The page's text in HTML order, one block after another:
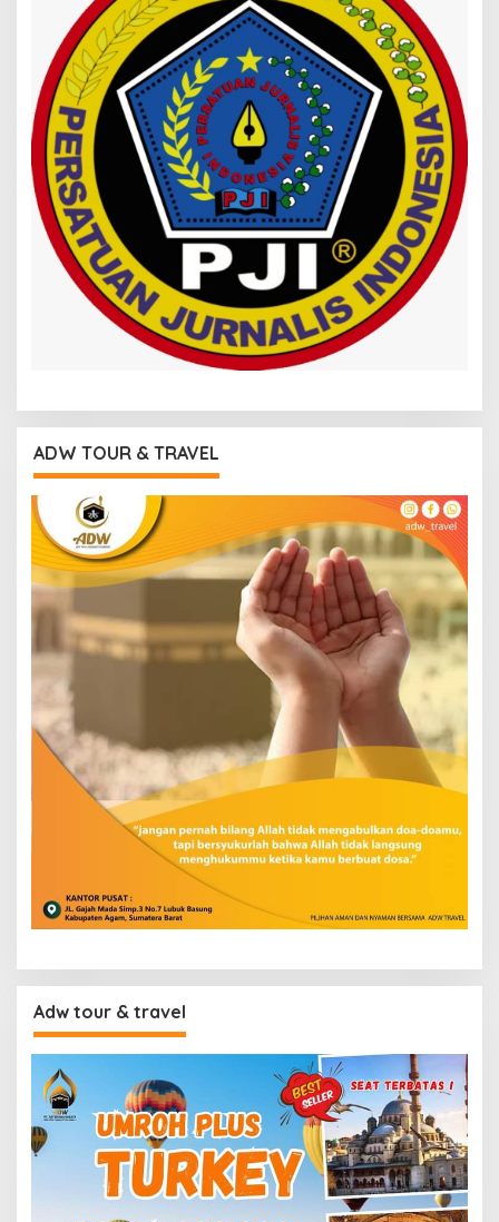
ADW TOUR & TRAVEL
Adw tour & travel